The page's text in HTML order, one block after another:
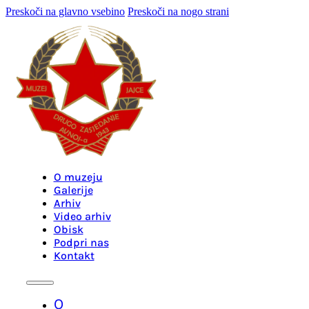
Preskoči na glavno vsebino Preskoči na nogo strani
O muzeju
Galerije
Arhiv
Video arhiv
Obisk
Podpri nas
Kontakt
O